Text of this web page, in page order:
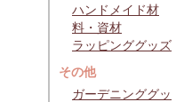
ハンドメイド材
料・資材
ラッピンググッズ
その他
ガーデニンググッ